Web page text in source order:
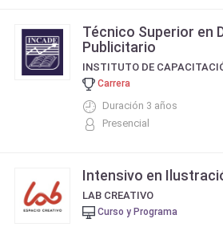
Técnico Superior en
Publicitario
Carrera
Duración 3 años
Presencial
Intensivo en
LAB CREATIVO
Curso y Programa